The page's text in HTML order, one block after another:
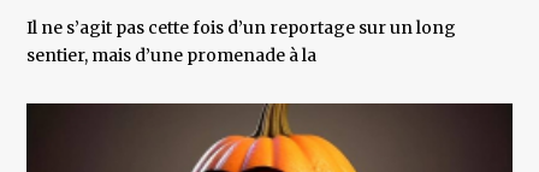
Il ne s’agit pas cette fois d’un reportage sur un long
sentier, mais d’une promenade à la